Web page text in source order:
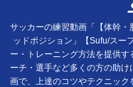
サッカーの練習動画「【体幹
ッドポジション」【Sufu/スー
ー・トレーニング方法を提供
ーチ・選手など多くの方の助
画で、上達のコツやテクニッ